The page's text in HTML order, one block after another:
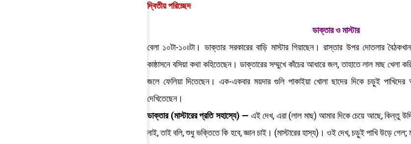
দ্বিতীয় পরিচ্ছেদ
ডাক্তার ও মাস্টার
বেলা ১০টা-১০৷৷টা। ডাক্তার সরকারের বাড়ি মাস্টার গিয়াছেন। রাস্তার উপর দোতলার
কাষ্ঠাসনে বসিয়া কথা কহিতেছেন। ডাক্তারের সম্মুখে কাঁচের আধারে জল, তাহাতে লাল মাছ খেলা
জলে ফেলিয়া দিতেছেন। এক-একবার ময়দার গুলি পাকাইয়া খোলা ছাদের দিকে চড়ুই পাখিদের
দেখিতেছেন।
ডাক্তার (মাস্টারের প্রতি সহাস্যে) — এই দেখ, এরা (লাল মাছ) আমার দিকে চেয়ে আছে, কিন্তু
নাই, তাই বলি, শুধু ভক্তিতে কি হবে, জ্ঞান চাই। (মাস্টারের হাস্য)। ওই দেখ, চড়ুই পাখি উড়ে